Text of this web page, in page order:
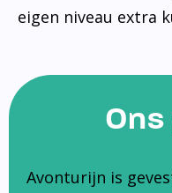
eigen niveau extra
Avonturijn is